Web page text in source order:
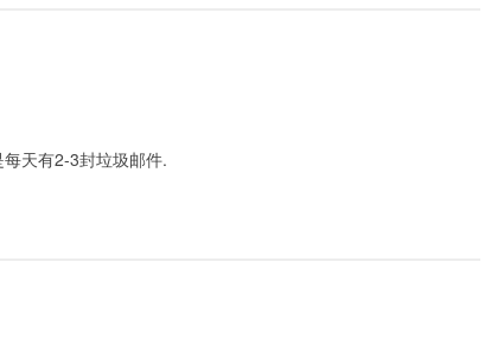
天有2-3封垃圾邮件.